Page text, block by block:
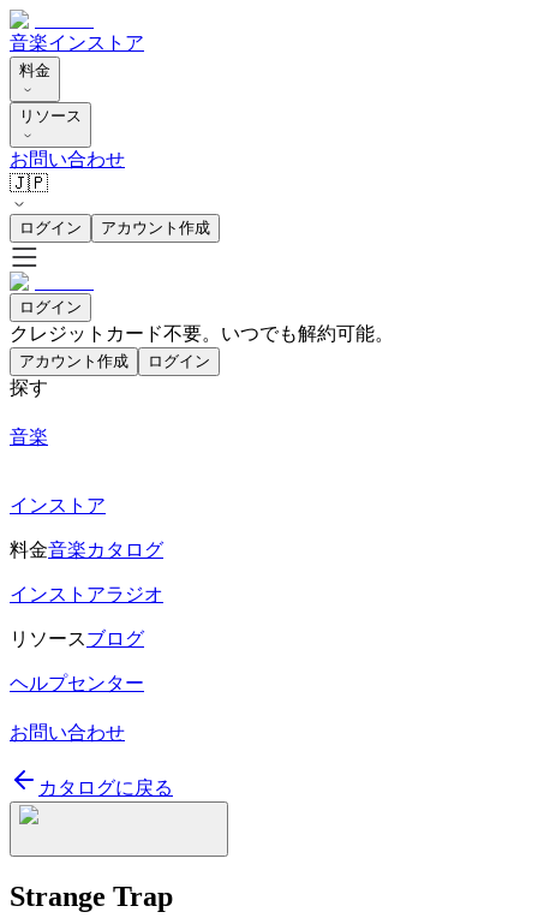
音楽インストア
料金
リソース
お問い合わせ
🇯🇵
ログイン アカウント作成
ログイン
クレジットカード不要。いつでも解約可能。
アカウント作成 ログイン
探す
音楽
インストア
料金音楽カタログ
インストアラジオ
リソースブログ
ヘルプセンター
お問い合わせ
カタログに戻る
Strange Trap